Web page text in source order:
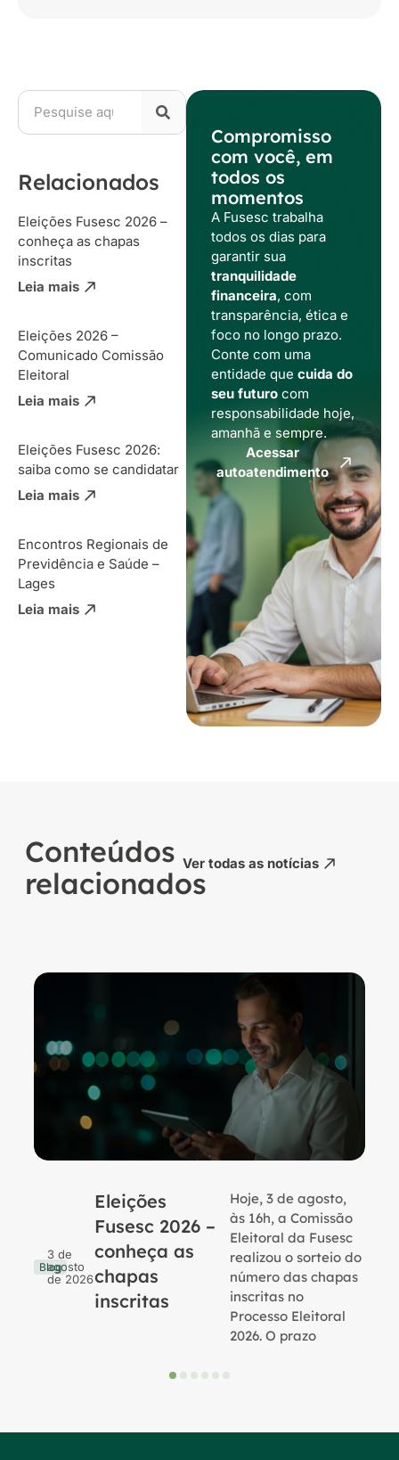
Relacionados
Eleições Fusesc 2026 –
conheça as chapas
inscritas
Leia mais
Eleições 2026 –
Comunicado Comissão
Eleitoral
Leia mais
Eleições Fusesc 2026:
saiba como se candidatar
Leia mais
Encontros Regionais de
Previdência e Saúde –
Lages
Leia mais
Compromisso
com você, em
todos os
momentos
A Fusesc trabalha
todos os dias para
garantir sua
tranquilidade
financeira, com
transparência, ética e
foco no longo prazo.
Conte com uma
entidade que cuida do
seu futurocom
responsabilidade hoje,
amanhã e sempre.
Acessar
autoatendimento
Conteúdos
relacionados
Ver todas as notícias
Blog
3 de
agosto
de 2026
Eleições
Fusesc 2026 –
conheça as
chapas
inscritas
Hoje, 3 de agosto,
às 16h, a Comissão
Eleitoral da Fusesc
realizou o sorteio do
número das chapas
inscritas no
Processo Eleitoral
2026. O prazo